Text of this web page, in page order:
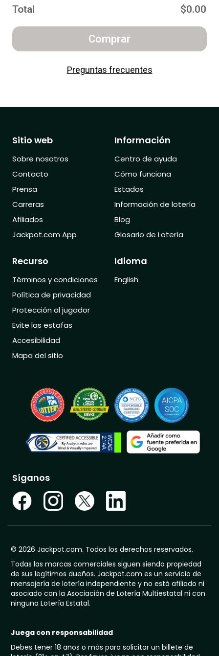
Total $0.00
Comprar
Preguntas frecuentes
Sitio web
Sobre nosotros
Contacto
Prensa
Carreras
Afiliados
Jackpot.com App
Información
Centro de ayuda
Cómo funciona
Estados
Información de lotería
Blog
Glosario de Lotería
Recurso
Términos y condiciones
Política de privacidad
Protección al jugador
Evite las estafas
Accesibilidad
Mapa del sitio
Idioma
English
Síganos
© 2026 Jackpot.com. Todos los derechos reservados.
Todas las marcas comerciales siguen siendo propiedad
de sus legítimos dueños. Jackpot.com es un servicio de
mensajería de lotería independiente y no está afiliado ni
asociado con la Asociación de Lotería Multiestatal ni con
ninguna Lotería Estatal.
Juega con responsabilidad
Debes tener 18 años o más para solicitar un billete de